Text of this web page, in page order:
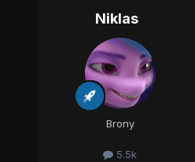
Niklas
Brony
5.5k